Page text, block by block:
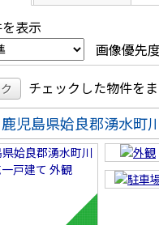
表示
画像優先度
チェックした物件を
鹿児島県姶良郡湧水町